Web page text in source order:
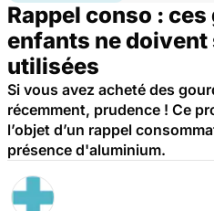
Rappel conso :
enfants ne
utilisées
Si vous avez acheté des
récemment, prudence ! Ce
l’objet d’un rappel
présence d'aluminium.